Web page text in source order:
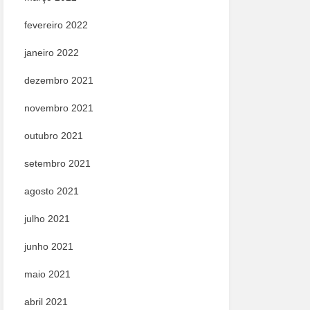
fevereiro 2022
janeiro 2022
dezembro 2021
novembro 2021
outubro 2021
setembro 2021
agosto 2021
julho 2021
junho 2021
maio 2021
abril 2021